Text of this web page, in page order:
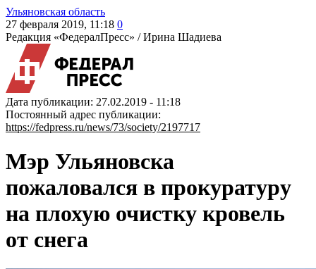
Ульяновская область
27 февраля 2019, 11:18 0
Редакция «ФедералПресс» /Ирина Шадиева
Дата публикации: 27.02.2019 - 11:18
Постоянный адрес публикации:
https://fedpress.ru/news/73/society/2197717
Мэр Ульяновска
пожаловался в прокуратуру
на плохую очистку кровель
от снега